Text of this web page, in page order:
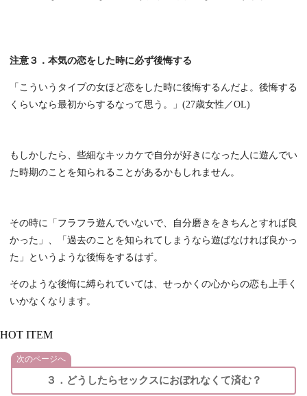
注意３．本気の恋をした時に必ず後悔する
「こういうタイプの女ほど恋をした時に後悔するんだよ。後悔する
くらいなら最初からするなって思う。」(27歳女性／OL)
もしかしたら、些細なキッカケで自分が好きになった人に遊んでい
た時期のことを知られることがあるかもしれません。
その時に「フラフラ遊んでいないで、自分磨きをきちんとすれば良
かった」、「過去のことを知られてしまうなら遊ばなければ良かっ
た」というような後悔をするはず。
そのような後悔に縛られていては、せっかくの心からの恋も上手く
いかなくなります。
HOT ITEM
次のページへ
３．どうしたらセックスにおぼれなくて済む？